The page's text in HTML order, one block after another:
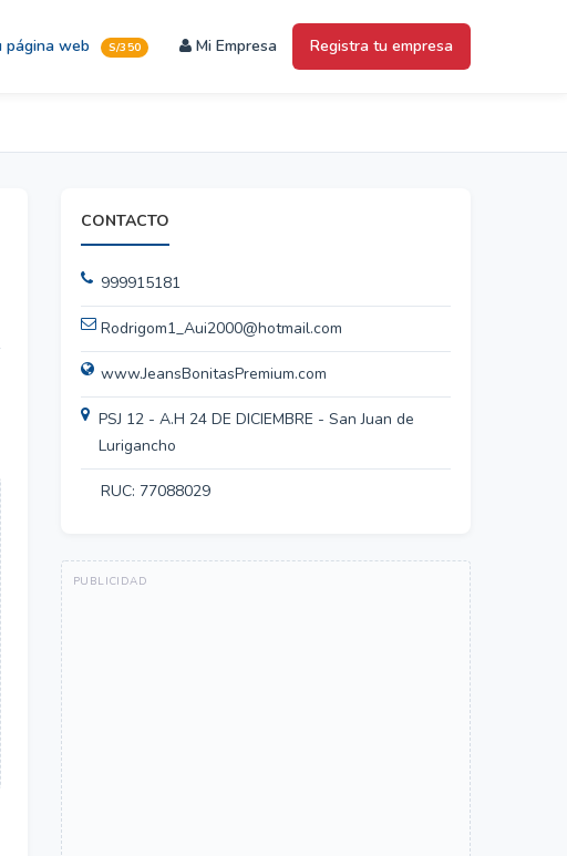
página web S/350 Mi Empresa Registra tu empresa
CONTACTO
999915181
Rodrigom1_Aui2000@hotmail.com
www.JeansBonitasPremium.com
PSJ 12 - A.H 24 DE DICIEMBRE - San Juan de
Lurigancho
RUC: 77088029